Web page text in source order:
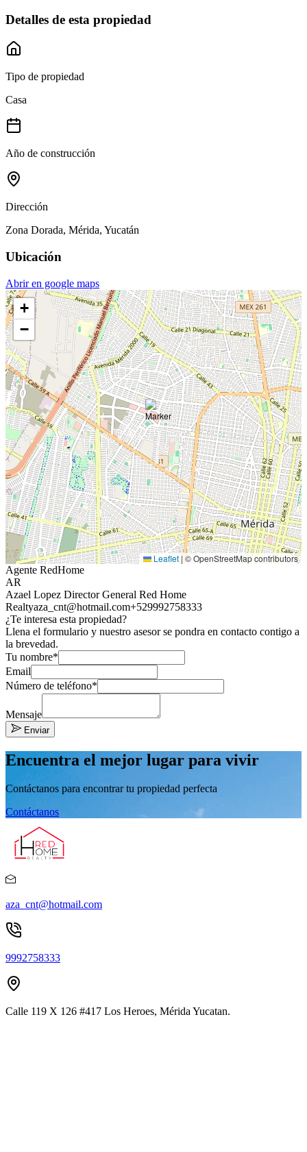
Detalles de esta propiedad
Tipo de propiedad
Casa
Año de construcción
Dirección
Zona Dorada, Mérida, Yucatán
Ubicación
Abrir en google maps
+
−
Leaflet | © OpenStreetMap contributors
Agente RedHome
AR
Azael Lopez Director General Red Home
Realtyaza_cnt@hotmail.com+529992758333
¿Te interesa esta propiedad?
Llena el formulario y nuestro asesor se pondra en contacto contigo a
la brevedad.
Tu nombre*
Email
Número de teléfono*
Mensaje
Enviar
Encuentra el mejor lugar para vivir
Contáctanos para encontrar tu propiedad perfecta
Contáctanos
aza_cnt@hotmail.com
9992758333
Calle 119 X 126 #417 Los Heroes, Mérida Yucatan.